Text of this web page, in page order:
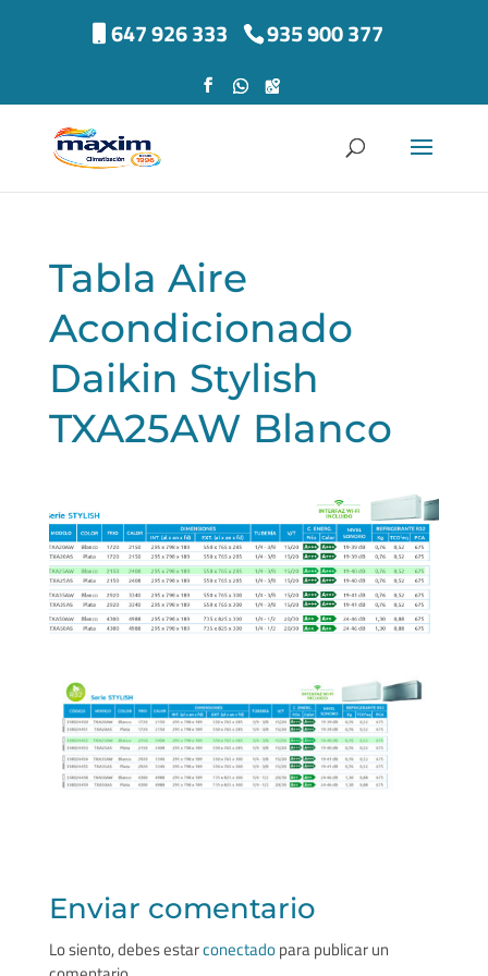
647 926 333 935 900 377
Tabla Aire
Acondicionado
Daikin Stylish
TXA25AW Blanco
Enviar comentario
Lo siento, debes estarconectadopara publicar un